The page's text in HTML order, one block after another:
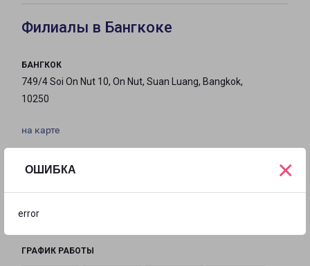
ОШИБКА
error
×
Филиалы в Бангкоке
БАНГКОК
749/4 Soi On Nut 10, On Nut, Suan Luang, Bangkok,
10250
на карте
+66-65-930-7353
ГРАФИК РАБОТЫ